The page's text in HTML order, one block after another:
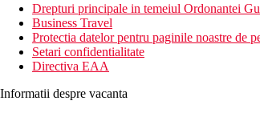
Drepturi principale in temeiul Ordonantei
Business Travel
Protectia datelor pentru paginile noastre de
Setari confidentialitate
Directiva EAA
Informatii despre vacanta